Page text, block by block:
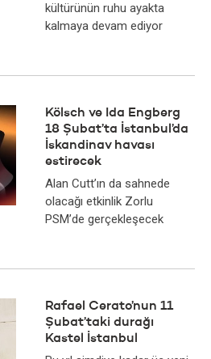
kültürünün ruhu ayakta
kalmaya devam ediyor
Kölsch ve Ida Engberg
18 Şubat’ta İstanbul’da
İskandinav havası
estirecek
Alan Cutt’ın da sahnede
olacağı etkinlik Zorlu
PSM’de gerçekleşecek
Rafael Cerato’nun 11
Şubat’taki durağı
Kastel İstanbul